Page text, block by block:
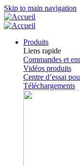
Skip to main navigation
Produits
Liens rapide
Commandes et
Vidéos produits
Centre d’essai
Téléchargements